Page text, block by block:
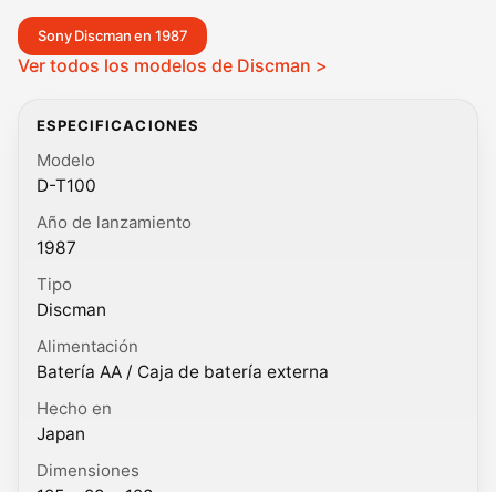
Sony Discman en 1987
Ver todos los modelos de Discman >
ESPECIFICACIONES
Modelo
D-T100
Año de lanzamiento
1987
Tipo
Discman
Alimentación
Batería AA / Caja de batería externa
Hecho en
Japan
Dimensiones